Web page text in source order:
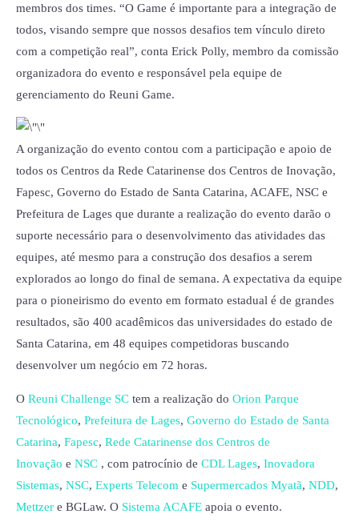
membros dos times. “O Game é importante para a integração de
todos, visando sempre que nossos desafios tem vínculo direto
com a competição real”, conta Erick Polly, membro da comissão
organizadora do evento e responsável pela equipe de
gerenciamento do Reuni Game.
A organização do evento contou com a participação e apoio de
todos os Centros da Rede Catarinense dos Centros de Inovação,
Fapesc, Governo do Estado de Santa Catarina, ACAFE, NSC e
Prefeitura de Lages que durante a realização do evento darão o
suporte necessário para o desenvolvimento das atividades das
equipes, até mesmo para a construção dos desafios a serem
explorados ao longo do final de semana. A expectativa da equipe
para o pioneirismo do evento em formato estadual é de grandes
resultados, são 400 acadêmicos das universidades do estado de
Santa Catarina, em 48 equipes competidoras buscando
desenvolver um negócio em 72 horas.
O Reuni Challenge SC tem a realização do Orion Parque
Tecnológico, Prefeitura de Lages, Governo do Estado de Santa
Catarina, Fapesc, Rede Catarinense dos Centros de
Inovação e NSC , com patrocínio de CDL Lages, Inovadora
Sistemas, NSC, Experts Telecom e Supermercados Myatã, NDD,
Mettzer e BGLaw. O Sistema ACAFE apoia o evento.